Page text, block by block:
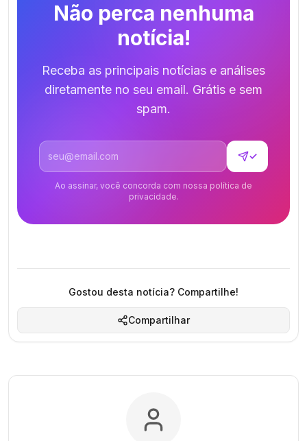
Não perca nenhuma
notícia!
Receba as principais notícias e análises
diretamente no seu email. Grátis e sem
spam.
Endereço de email
✓
Ao assinar, você concorda com nossa política de
privacidade.
Gostou desta notícia? Compartilhe!
Compartilhar